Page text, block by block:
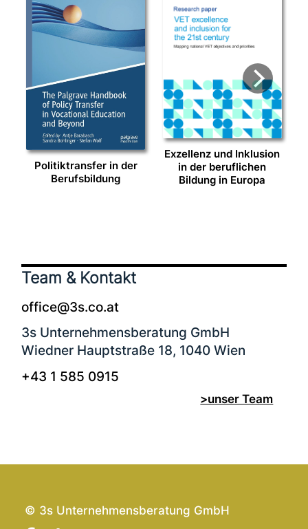
Politiktransfer in der
Berufsbildung
Exzellenz und Inklusion
in der beruf­li­chen
Bildung in Europa
Team & Kontakt
office@3s.co.at
3s Unternehmensberatung GmbH
Wiedner Hauptstraße 18, 1040 Wien
+43 1 585 0915
>unser Team
© 3s Unternehmensberatung GmbH